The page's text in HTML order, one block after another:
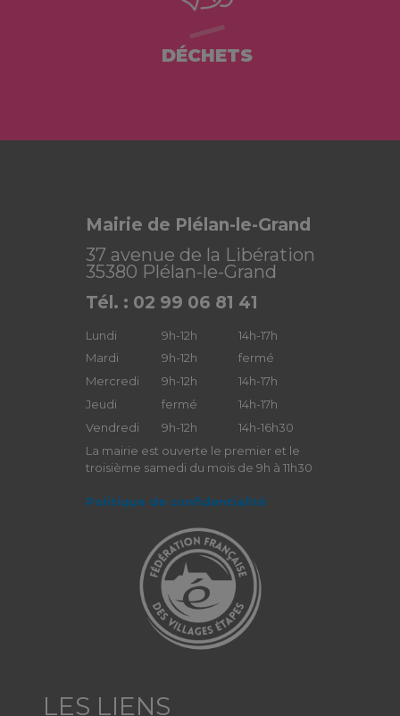
DÉCHETS
Mairie de Plélan-le-Grand
37 avenue de la Libération
35380 Plélan-le-Grand
Tél. : 02 99 06 81 41
Lundi 9h-12h
14h-17h
Mardi
9h-12h
fermé
Mercredi
9h-12h
14h-17h
Jeudi
fermé
14h-17h
Vendredi
9h-12h
14h-16h30
La mairie est ouverte le premier et le
troisième samedi du mois de 9h à 11h30
Politique de confidentialité